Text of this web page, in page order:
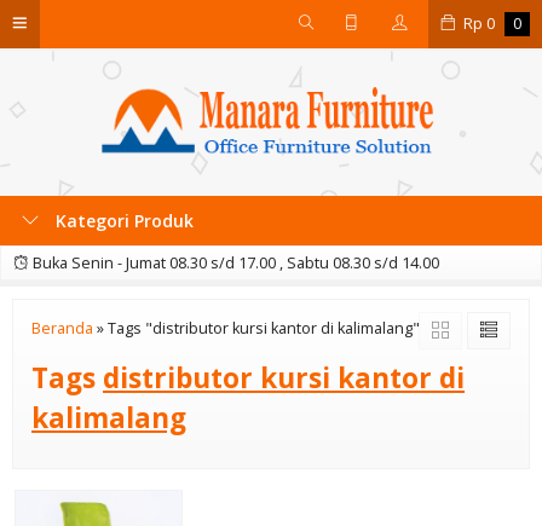
Rp 0 0
Kategori Produk
Buka Senin - Jumat 08.30 s/d 17.00 , Sabtu 08.30 s/d 14.00
Beranda »Tags "distributor kursi kantor di kalimalang"
Tags distributor kursi kantor di
kalimalang